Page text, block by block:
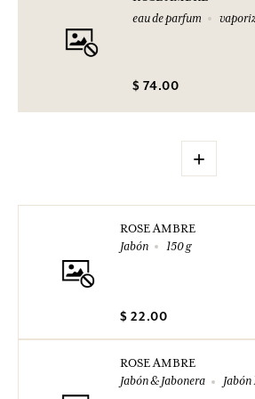
eau de parfum
$ 74.00
+
ROSE AMBRE
Jabón
150 g
$ 22.00
ROSE AMBRE
Jabón & Jabonera
Jabón